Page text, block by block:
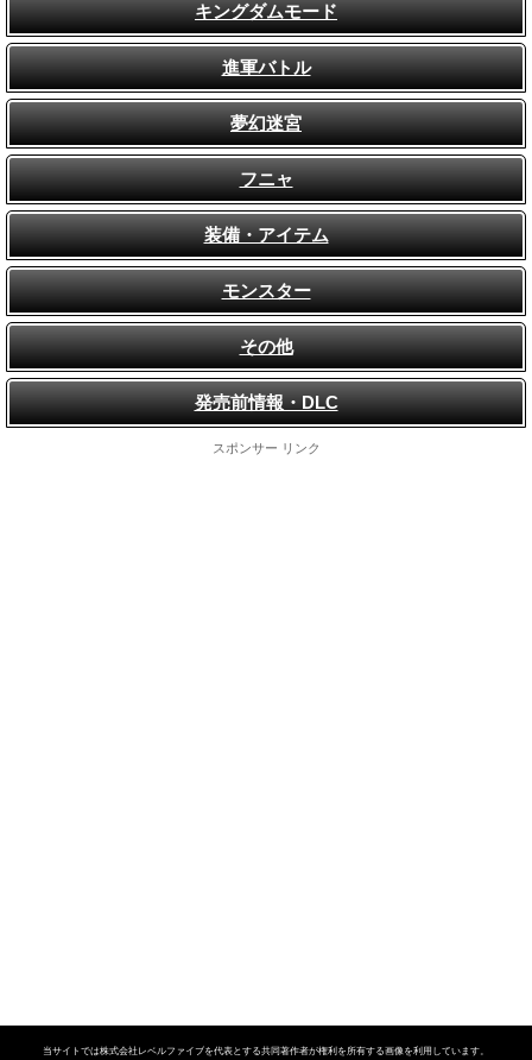
キングダムモード
進軍バトル
夢幻迷宮
フニャ
装備・アイテム
モンスター
その他
発売前情報・DLC
スポンサー リンク
当サイトでは株式会社レベルファイブを代表とする共同著作者が権利を所有する画像を利用しています。